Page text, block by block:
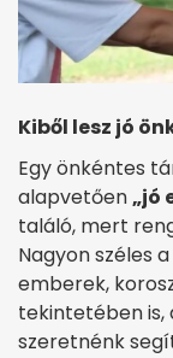
Kiből lesz jó
Egy önkéntes
alapvetően„jó
találó, mert
Nagyon széles
emberek,
tekintetében is,
szeretnénk